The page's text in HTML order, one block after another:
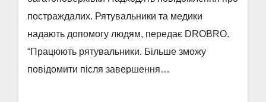
постраждалих. Рятувальники та медики
надають допомогу людям, передає DROBRO.
“Працюють рятувальники. Більше зможу
повідомити після завершення…